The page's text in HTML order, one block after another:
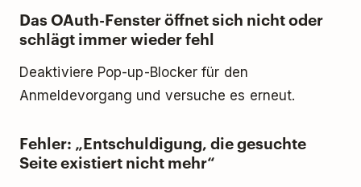
Das OAuth-Fenster öffnet sich nicht oder
schlägt immer wieder fehl
Deaktiviere Pop-up-Blocker für den
Anmeldevorgang und versuche es erneut.
Fehler: „Entschuldigung, die gesuchte
Seite existiert nicht mehr“